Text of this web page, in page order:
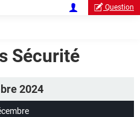
Question
Sécurité
2024